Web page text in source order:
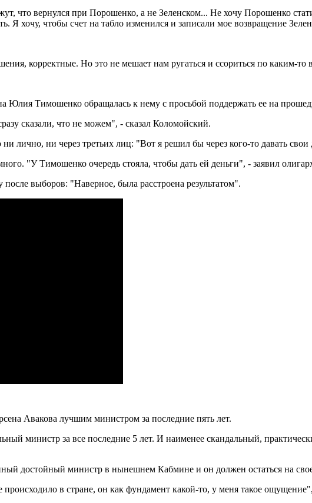
что вернулся при Порошенко, а не Зеленском... Не хочу Порошенко
Я хочу, чтобы счет на табло изменился и записали мое возвращение
корректные. Но это не мешает нам ругаться и ссориться по каким-то
Юлия Тимошенко обращалась к нему с просьбой поддержать ее на
сказали, что не можем", - сказал Коломойский.
лично, ни через третьих лиц: "Вот я решил бы через кого-то давать свои
"У Тимошенко очередь стояла, чтобы дать ей деньги", - заявил
выборов: "Наверное, была расстроена результатом".
Авакова лучшим министром за последние пять лет.
министр за все последние 5 лет. И наименее скандальный,
достойный министр в нынешнем Кабмине и он должен остаться на
в стране, он как фундамент какой-то, у меня такое